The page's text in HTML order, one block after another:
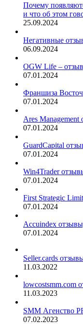
Почему
и что об этом
25.09.2024
Негативные
06.09.2024
OGW Life –
07.01.2024
Франшиза
07.01.2024
Ares Management
07.01.2024
GuardCapital
07.01.2024
Win4Trader
07.01.2024
First Strategic
07.01.2024
Accuindex
07.01.2024
Seller.cards
11.03.2022
lowcostsmm.com
11.03.2023
SMM Агенство
07.02.2023